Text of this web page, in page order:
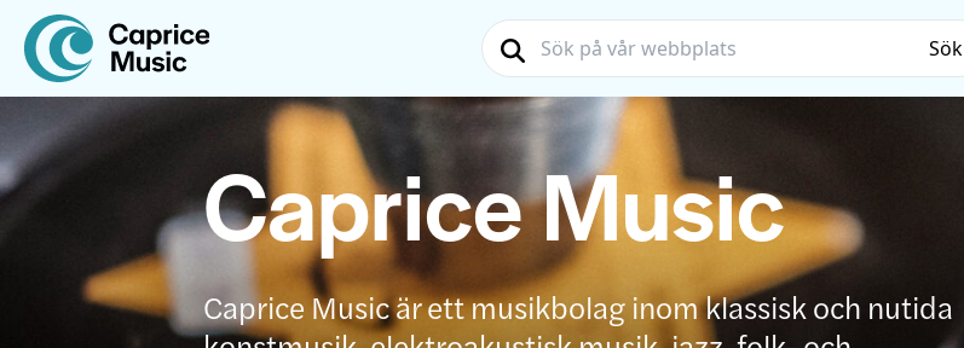
Sök
Caprice Music
Caprice Music är ett musikbolag inom klassisk och nutida